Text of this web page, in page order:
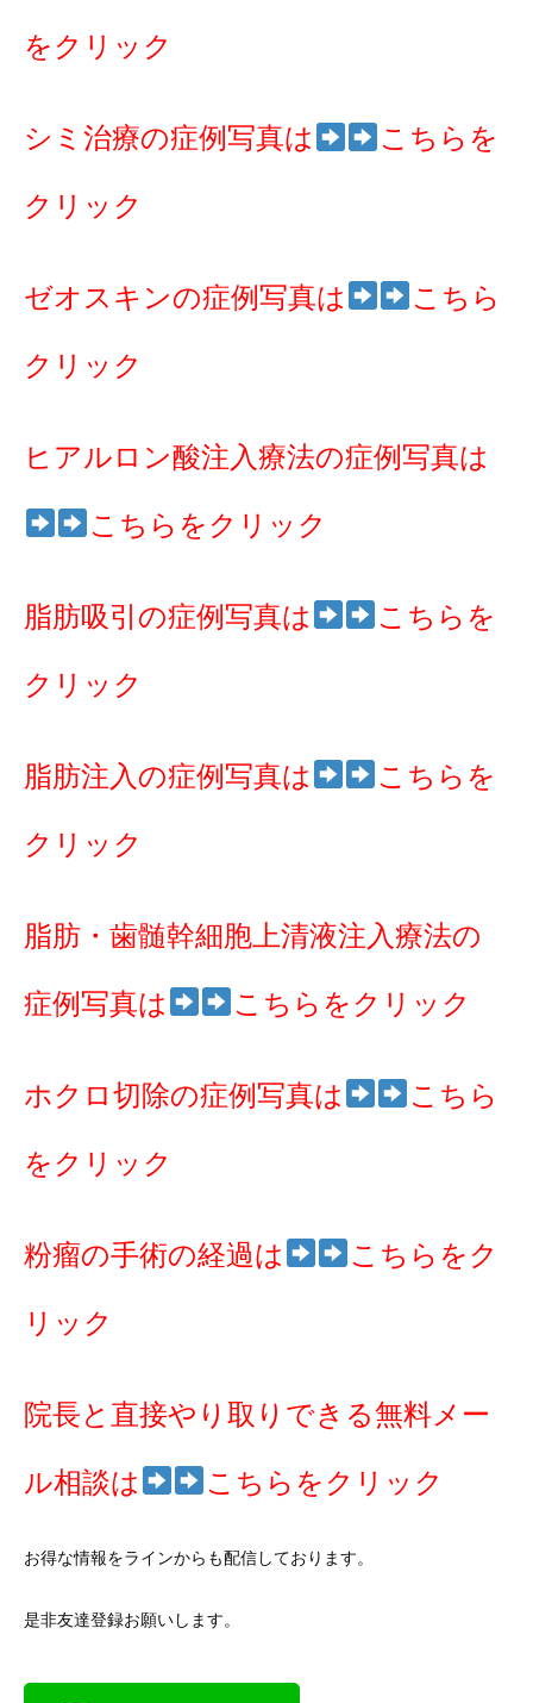
をクリック
シミ治療の症例写真は こちらを
クリック
ゼオスキンの症例写真は こちら
クリック
ヒアルロン酸注入療法の症例写真は
こちらをクリック
脂肪吸引の症例写真は こちらを
クリック
脂肪注入の症例写真は こちらを
クリック
脂肪・歯髄幹細胞上清液注入療法の
症例写真は こちらをクリック
ホクロ切除の症例写真は こちら
をクリック
粉瘤の手術の経過は こちらをク
リック
院長と直接やり取りできる無料メー
ル相談は こちらをクリック
お得な情報をラインからも配信しております。
是非友達登録お願いします。